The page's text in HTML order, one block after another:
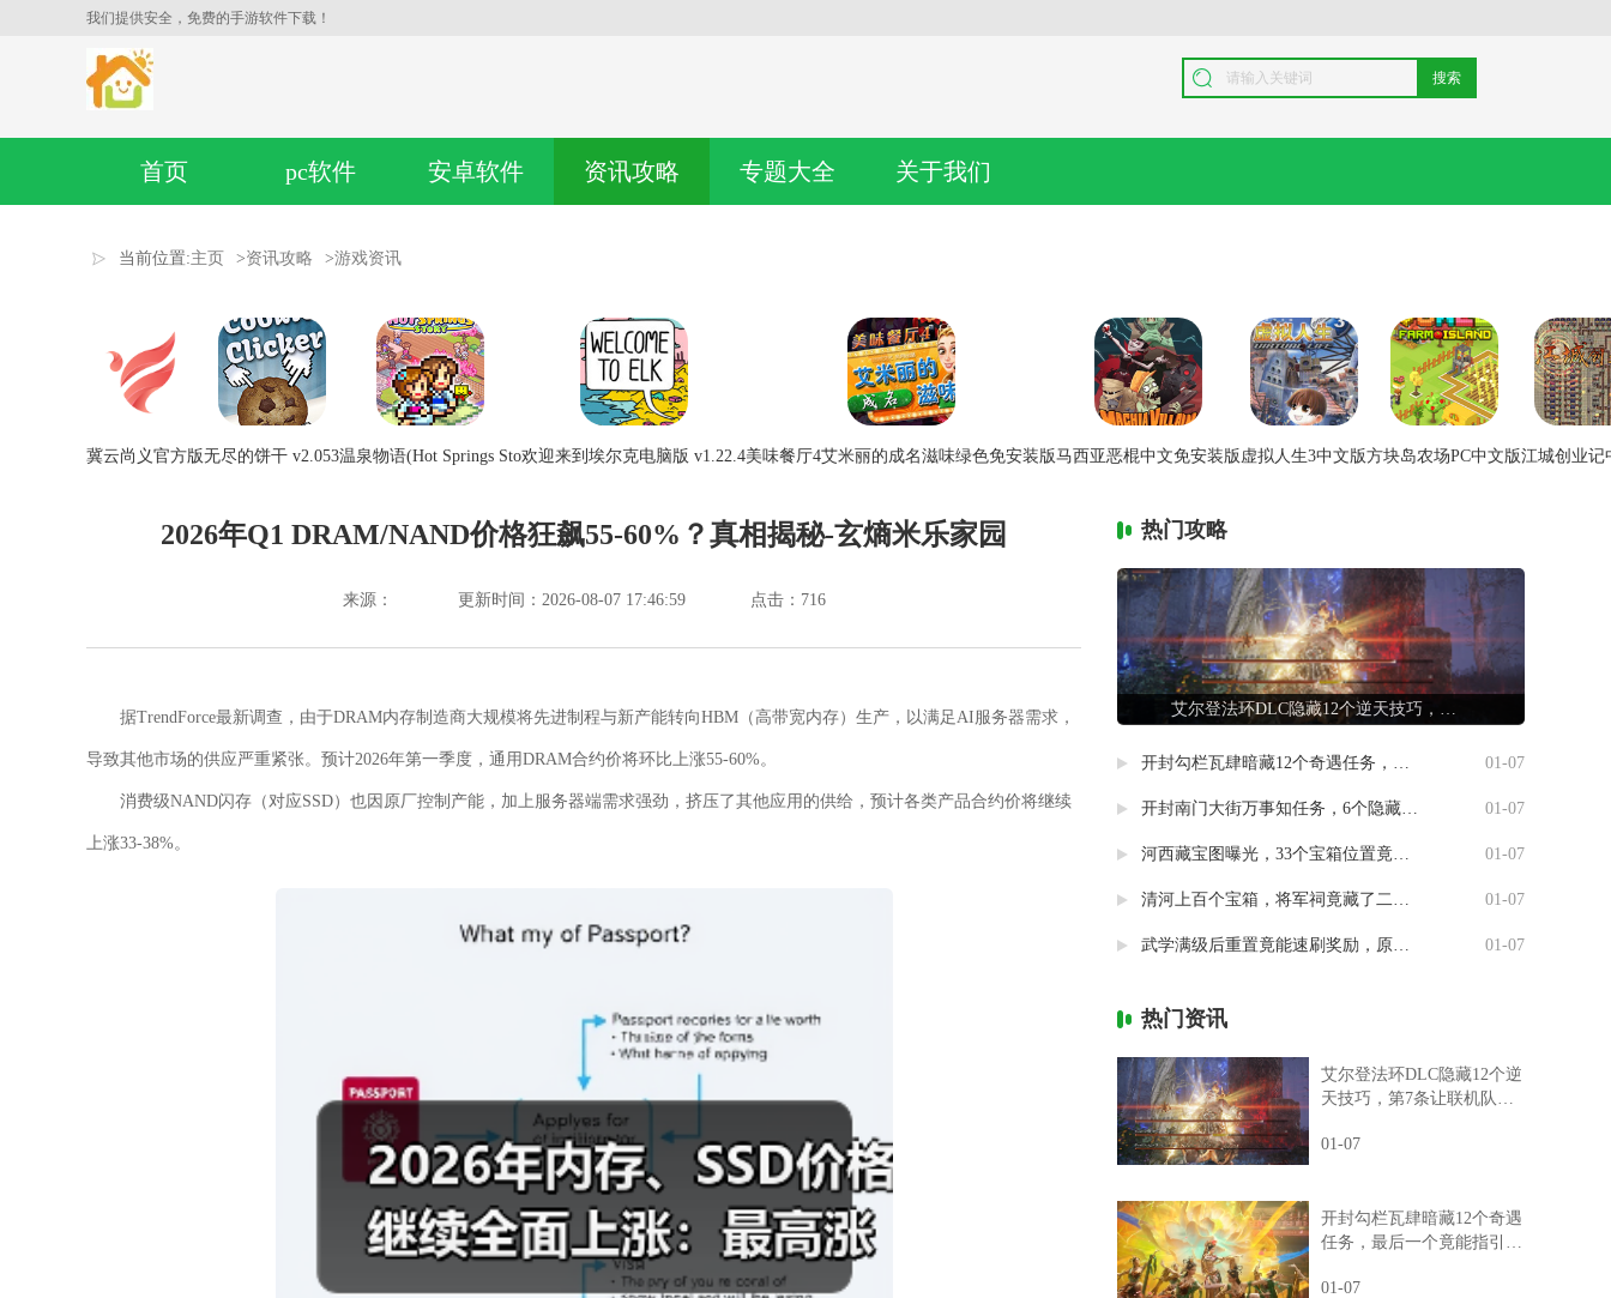
我们提供安全，免费的手游软件下载！
搜索
首页 pc软件 安卓软件 资讯攻略 专题大全 关于我们
当前位置:主页 >资讯攻略 >游戏资讯
冀云尚义官方版无尽的饼干 v2.053温泉物语(Hot Springs Sto欢迎来到埃尔克电脑版 v1.22.4美味餐厅4艾米丽的成名滋味绿色免安装版马西亚恶棍中文免安装版 虚拟人生3中文版方块岛农场PC中文版江城创业记
2026年Q1 DRAM/NAND价格狂飙55-60%？真相揭秘-玄熵米乐家园
来源： 更新时间：2026-08-07 17:46:59 点击： 716
据TrendForce最新调查，由于DRAM内存制造商大规模将先进制程与新产能转向HBM（高带宽内存）生产，以满足AI服务器需求，
导致其他市场的供应严重紧张。预计2026年第一季度，通用DRAM合约价将环比上涨55-60%。
消费级NAND闪存（对应SSD）也因原厂控制产能，加上服务器端需求强劲，挤压了其他应用的供给，预计各类产品合约价将继续
上涨33-38%。
热门攻略
艾尔登法环DLC隐藏12个逆天技巧，第7条让联机队友惊掉下巴
开封勾栏瓦肆暗藏12个奇遇任务，最后一个竟能指引人生方向 01-07
开封南门大街万事知任务，6个隐藏剧情竟然藏着这样的秘密 01-07
河西藏宝图曝光，33个宝箱位置竟然暗藏玄机 01-07
清河上百个宝箱，将军祠竟藏了二十个 01-07
武学满级后重置竟能速刷奖励，原来流派挑战有这种捷径 01-07
热门资讯
艾尔登法环DLC隐藏12个逆
天技巧，第7条让联机队友
01-07
开封勾栏瓦肆暗藏12个奇遇
任务，最后一个竟能指引人
01-07